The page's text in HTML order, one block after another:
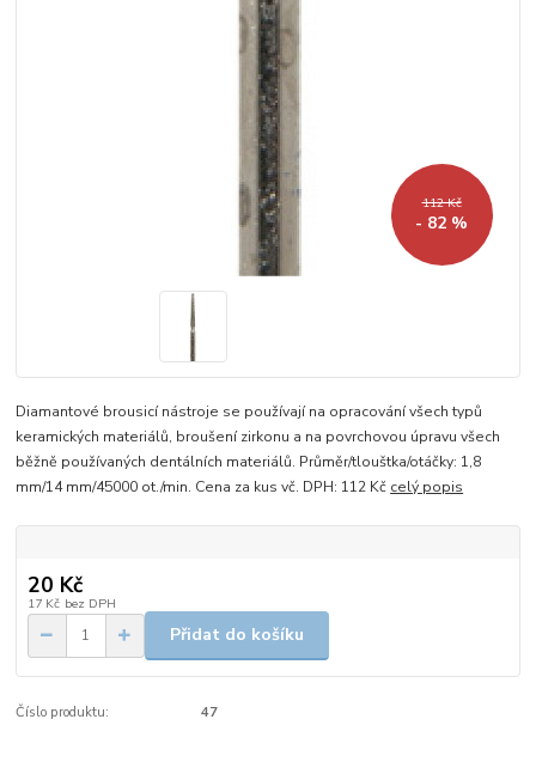
112 Kč
- 82 %
Diamantové brousicí nástroje se používají na opracování všech typů
keramických materiálů, broušení zirkonu a na povrchovou úpravu všech
běžně používaných dentálních materiálů. Průměr/tlouštka/otáčky: 1,8
mm/14 mm/45000 ot./min. Cena za kus vč. DPH: 112 Kč celý popis
20 Kč
17 Kč bez DPH
Přidat do košíku
Číslo produktu: 47